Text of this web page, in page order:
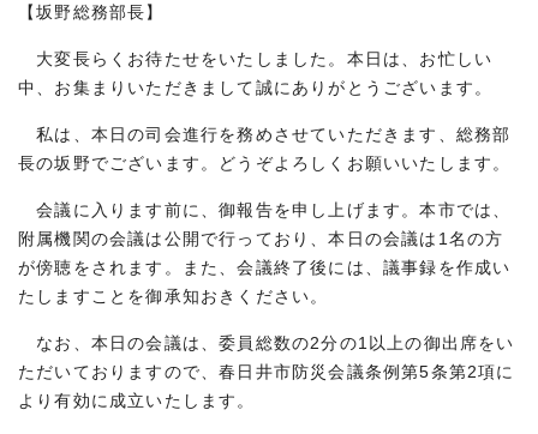
【坂野総務部長】
大変長らくお待たせをいたしました。本日は、お忙しい
中、お集まりいただきまして誠にありがとうございます。
私は、本日の司会進行を務めさせていただきます、総務部
長の坂野でございます。どうぞよろしくお願いいたします。
会議に入ります前に、御報告を申し上げます。本市では、
附属機関の会議は公開で行っており、本日の会議は1名の方
が傍聴をされます。また、会議終了後には、議事録を作成い
たしますことを御承知おきください。
なお、本日の会議は、委員総数の2分の1以上の御出席をい
ただいておりますので、春日井市防災会議条例第5条第2項に
より有効に成立いたします。